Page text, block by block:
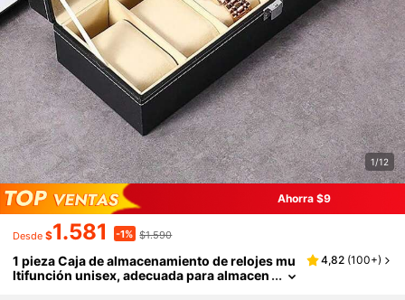
1/12
Ahorra $9
Desde $1.581 -1% $1.590
1 pieza Caja de almacenamiento de relojes mu
ltifunción unisex, adecuada para almacen
4,82 (100+)